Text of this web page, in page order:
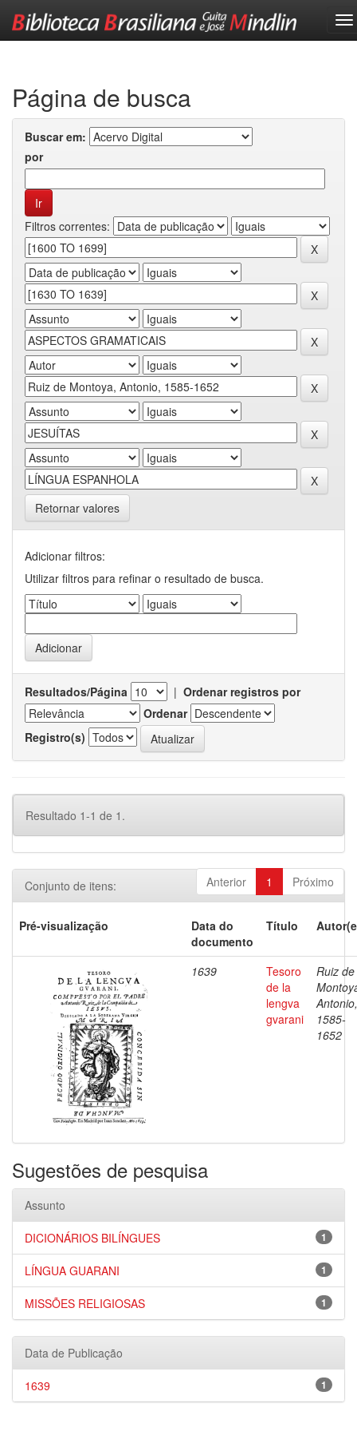
Página de busca
Buscar em:
por
Filtros correntes:
Retornar valores
Adicionar filtros:
Utilizar filtros para refinar o resultado de busca.
Resultados/Página | Ordenar registros por
Ordenar
Registro(s)
Resultado 1-1 de 1.
Anterior 1 Próximo
Conjunto de itens:
Pré-visualização
Data do
documento
Título
1639
Tesoro
de la
lengva
gvarani
Ruiz de
Antonio,
1585-
1652
Sugestões de pesquisa
Assunto
1
DICIONÁRIOS BILÍNGUES
1
LÍNGUA GUARANI
1
MISSÕES RELIGIOSAS
Data de Publicação
1
1639